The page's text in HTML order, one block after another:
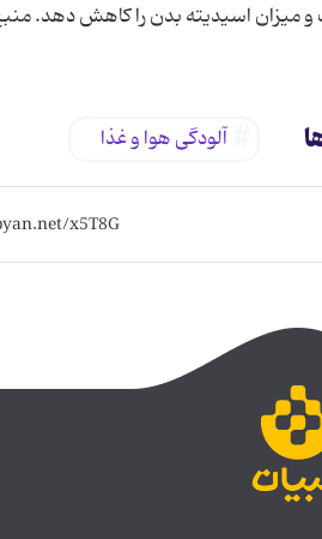
و میزان اسیدیته بدن را کاهش دهد.
آلودگی هوا و غذا